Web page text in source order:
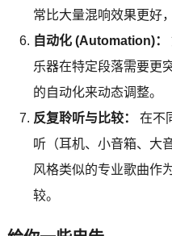
常比大量混响效果更好
自动化 (Automation)：
乐器在特定段落需要更
的自动化来动态调整。
反复聆听与比较：
在不
听（耳机、小音箱、大
风格类似的专业歌曲作
较。